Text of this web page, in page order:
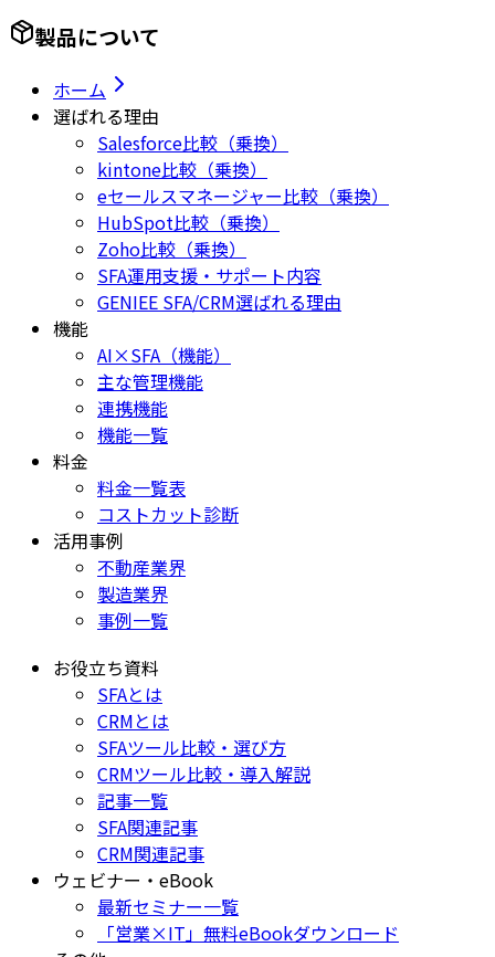
製品について
ホーム
選ばれる理由
Salesforce比較（乗換）
kintone比較（乗換）
eセールスマネージャー比較（乗換）
HubSpot比較（乗換）
Zoho比較（乗換）
SFA運用支援・サポート内容
GENIEE SFA/CRM選ばれる理由
機能
AI×SFA（機能）
主な管理機能
連携機能
機能一覧
料金
料金一覧表
コストカット診断
活用事例
不動産業界
製造業界
事例一覧
お役立ち資料
SFAとは
CRMとは
SFAツール比較・選び方
CRMツール比較・導入解説
記事一覧
SFA関連記事
CRM関連記事
ウェビナー・eBook
最新セミナー一覧
「営業×IT」無料eBookダウンロード